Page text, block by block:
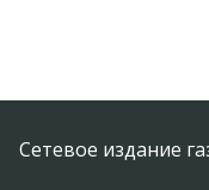
Сетевое издание